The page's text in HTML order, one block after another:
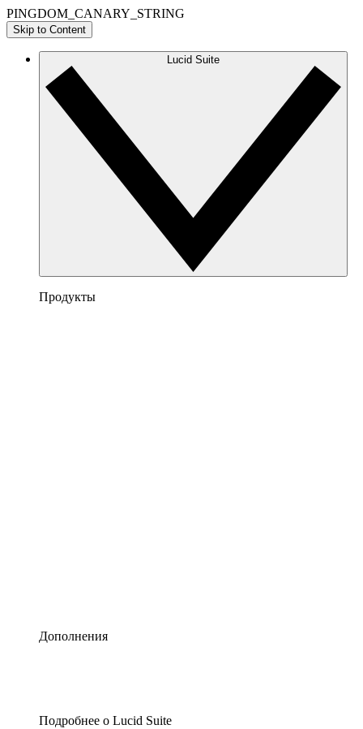
PINGDOM_CANARY_STRING
Skip to Content
Lucid Suite
Продукты
Дополнения
Подробнее о Lucid Suite